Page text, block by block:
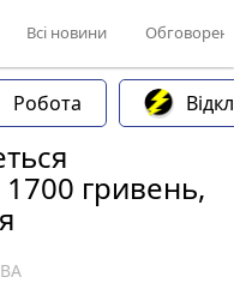
Всі новини
Робота
гривень,